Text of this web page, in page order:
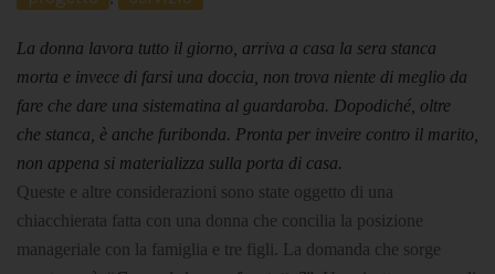
La donna lavora tutto il giorno, arriva a casa la sera stanca
morta e invece di farsi una doccia, non trova niente di meglio da
fare che dare una sistematina al guardaroba. Dopodiché, oltre
che stanca, è anche furibonda. Pronta per inveire contro il marito,
non appena si materializza sulla porta di casa.
Queste e altre considerazioni sono state oggetto di una
chiacchierata fatta con una donna che concilia la posizione
manageriale con la famiglia e tre figli. La domanda che sorge